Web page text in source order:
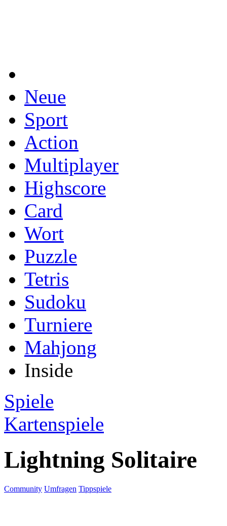
Neue
Sport
Action
Multiplayer
Highscore
Card
Wort
Puzzle
Tetris
Sudoku
Turniere
Mahjong
Inside
Spiele
Kartenspiele
Lightning Solitaire
Community Umfragen Tippspiele